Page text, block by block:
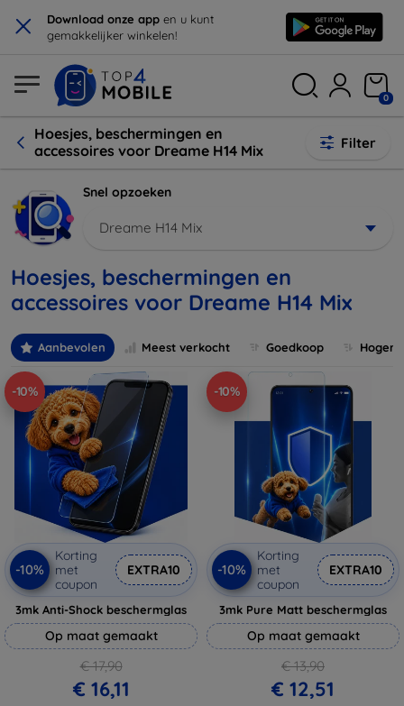
× Download onze app en u kunt
gemakkelijker winkelen!
0
Hoesjes, beschermingen en
accessoires voor Dreame H14 Mix
Filter
Snel opzoeken
Dreame H14 Mix
Hoesjes, beschermingen en
accessoires voor Dreame H14 Mix
Aanbevolen Meest verkocht Goedkoop
-10%
-10%
Korting
met
coupon
EXTRA10
3mk Anti-Shock beschermglas
Op maat gemaakt
€ 17,90
€ 16,11
-10%
-10%
Korting
met
coupon
EXTRA10
3mk Pure Matt beschermglas
Op maat gemaakt
€ 13,90
€ 12,51